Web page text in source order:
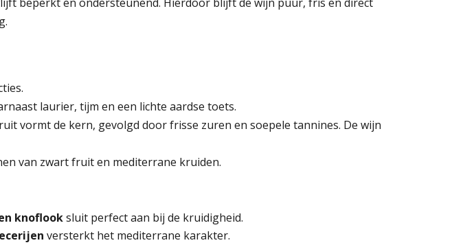
laurier, tijm en een lichte aardse toets.
vormt de kern, gevolgd door frisse zuren en soepele tannines. De wijn
van zwart fruit en mediterrane kruiden.
knoflooksluit perfect aan bij de kruidigheid.
versterkt het mediterrane karakter.